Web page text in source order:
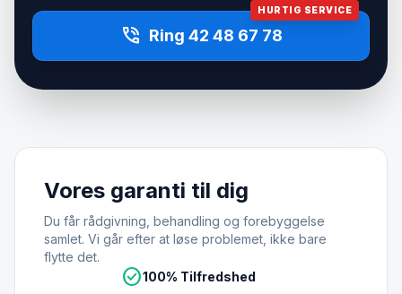
HURTIG SERVICE
phone_in_talk Ring 42 48 67 78
Vores garanti til dig
Du får rådgivning, behandling og forebyggelse
samlet. Vi går efter at løse problemet, ikke bare
flytte det.
check_circle100% Tilfredshed